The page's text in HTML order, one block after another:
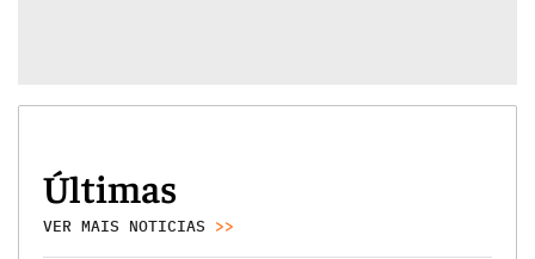
Últimas
VER MAIS NOTICIAS >>